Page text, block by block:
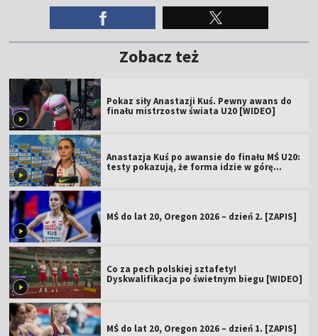
Zobacz też
Pokaz siły Anastazji Kuś. Pewny awans do
finału mistrzostw świata U20 [WIDEO]
Anastazja Kuś po awansie do finału MŚ U20:
testy pokazują, że forma idzie w górę
MŚ do lat 20, Oregon 2026 – dzień 2. [ZAPIS]
Co za pech polskiej sztafety!
Dyskwalifikacja po świetnym biegu [WIDEO]
MŚ do lat 20, Oregon 2026 – dzień 1. [ZAPIS]